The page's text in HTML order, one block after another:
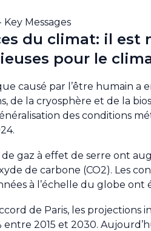
Messages
du climat: il est
pour le
causé par l’être humain a
de la cryosphère et de la
des conditions
de gaz à effet de serre ont
de carbone (CO2). Les
à l’échelle du globe
de Paris, les
entre 2015 et 2030.